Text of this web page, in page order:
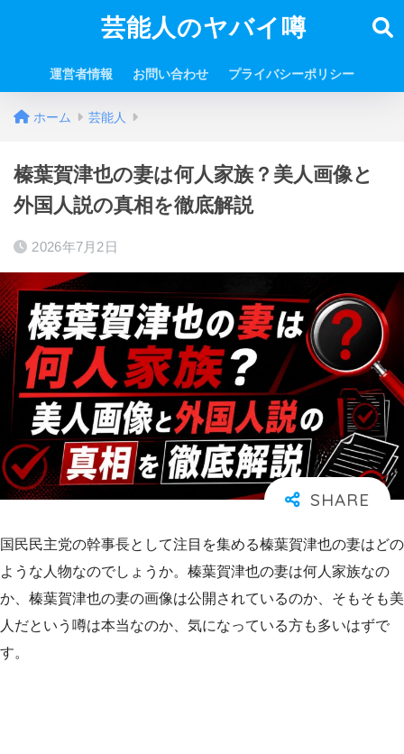
芸能人のヤバイ噂
運営者情報 お問い合わせ プライバシーポリシー
ホーム 芸能人
榛葉賀津也の妻は何人家族？美人画像と
外国人説の真相を徹底解説
2026年7月2日
国民民主党の幹事長として注目を集める榛葉賀津也の妻はどの
ような人物なのでしょうか。榛葉賀津也の妻は何人家族なの
か、榛葉賀津也の妻の画像は公開されているのか、そもそも美
人だという噂は本当なのか、気になっている方も多いはずで
す。